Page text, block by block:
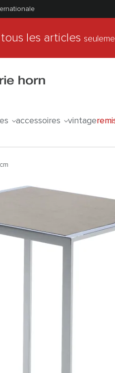
les articles
accessoires vintage